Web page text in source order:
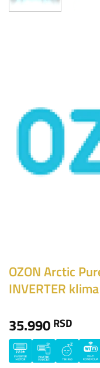
OZON Arctic
INVERTER
35.990 RSD